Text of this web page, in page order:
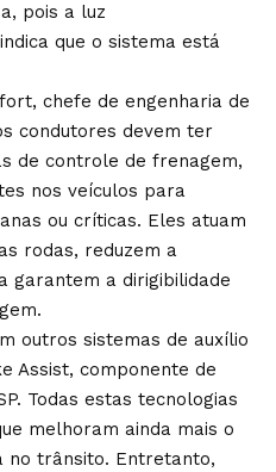
pois a luz
que o sistema está
chefe de engenharia de
condutores devem ter
de controle de frenagem,
nos veículos para
ou críticas. Eles atuam
rodas, reduzem a
garantem a dirigibilidade
outros sistemas de auxílio
Assist, componente de
Todas estas tecnologias
melhoram ainda mais o
no trânsito. Entretanto,